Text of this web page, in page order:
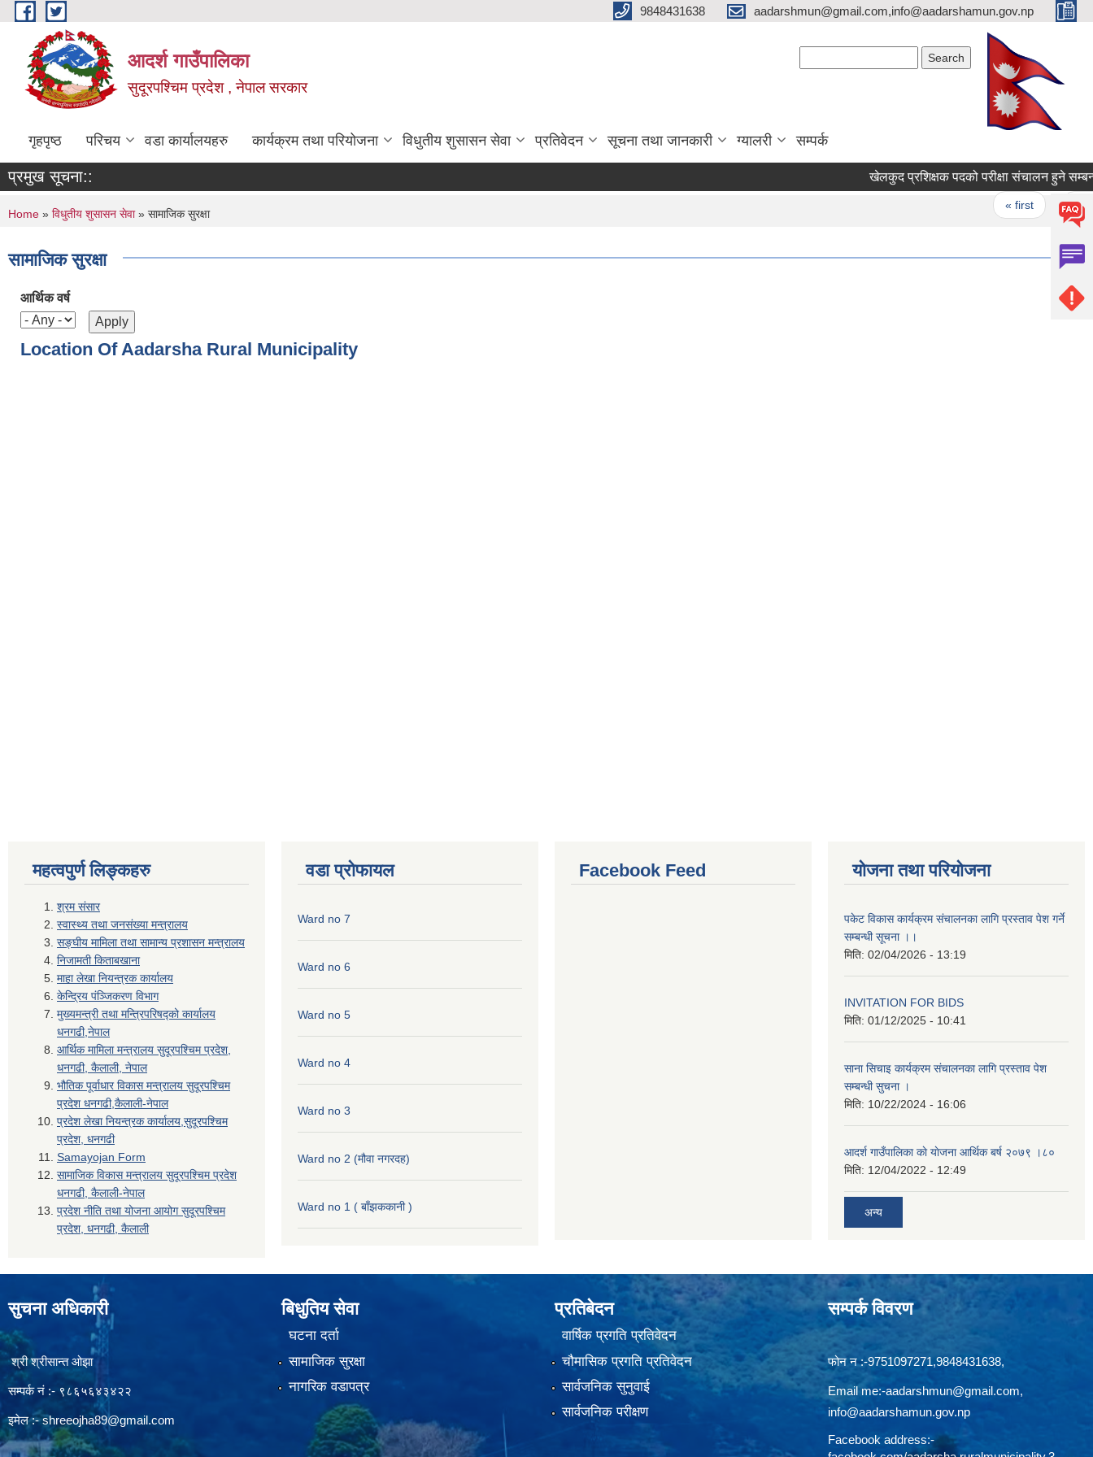
Skip to main content 9848431638 aadarshmun@gmail.com,info@aadarshamun.gov.np
आदर्श गाउँपालिका
सुदूरपश्चिम प्रदेश , नेपाल सरकार
गृहपृष्ठ परिचय वडा कार्यालयहरु कार्यक्रम तथा परियोजना विधुतीय शुसासन सेवा प्रतिवेदन सूचना तथा जानकारी ग्यालरी सम्पर्क
प्रमुख सूचना:: खेलकुद प्रशिक्षक पदको परीक्षा संचालन हुने सम्बन्धी
« first ‹
You are here
Home » विधुतीय शुसासन सेवा» सामाजिक सुरक्षा
सामाजिक सुरक्षा
आर्थिक वर्ष
Location Of Aadarsha Rural Municipality
महत्वपुर्ण लिङ्कहरु
श्रम संसार
स्वास्थ्य तथा जनसंख्या मन्त्रालय
सङ्घीय मामिला तथा सामान्य प्रशासन मन्त्रालय
निजामती किताबखाना
माहा लेखा नियन्त्रक कार्यालय
केन्द्रिय पंञ्जिकरण विभाग
मुख्यमन्त्री तथा मन्त्रिपरिषद्को कार्यालय
धनगढी,नेपाल
आर्थिक मामिला मन्त्रालय सुदूरपश्चिम प्रदेश,
धनगढी, कैलाली, नेपाल
भौतिक पूर्वाधार विकास मन्त्रालय सुदूरपश्चिम
प्रदेश धनगढी,कैलाली-नेपाल
प्रदेश लेखा नियन्त्रक कार्यालय,सुदूरपश्चिम
प्रदेश, धनगढी
Samayojan Form
सामाजिक विकास मन्त्रालय सुदूरपश्चिम प्रदेश
धनगढी, कैलाली-नेपाल
प्रदेश नीति तथा योजना आयोग सुदूरपश्चिम
प्रदेश, धनगढी, कैलाली
वडा प्रोफायल
Ward no 7
Ward no 6
Ward no 5
Ward no 4
Ward no 3
Ward no 2 (मौवा नगरदह)
Ward no 1 ( बाँझककानी )
Facebook Feed योजना तथा परियोजना
पकेट विकास कार्यक्रम संचालनका लागि प्रस्ताव पेश गर्ने
सम्बन्धी सूचना ।।
मिति: 02/04/2026 - 13:19
INVITATION FOR BIDS
मिति: 01/12/2025 - 10:41
साना सिचाइ कार्यक्रम संचालनका लागि प्रस्ताव पेश
सम्बन्धी सुचना ।
मिति: 10/22/2024 - 16:06
आदर्श गाउँपालिका काे याेजना आर्थिक बर्ष २०७९ ।८०
मिति: 12/04/2022 - 12:49
अन्य
सुचना अधिकारी
श्री श्रीसान्त ओझा
सम्पर्क नं :- ९८६५६४३४२२
इमेल :-shreeojha89@gmail.com
बिधुतिय सेवा
घटना दर्ता
सामाजिक सुरक्षा
नागरिक वडापत्र
प्रतिबेदन
वार्षिक प्रगति प्रतिवेदन
चौमासिक प्रगति प्रतिवेदन
सार्वजनिक सुनुवाई
सार्वजनिक परीक्षण
सम्पर्क विवरण
फोन न‍‍‌ :-9751097271,9848431638,
Email me:-aadarshmun@gmail.com,
info@aadarshamun.gov.np
Facebook address:-